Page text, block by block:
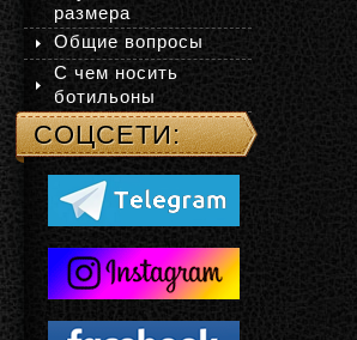
размера
Общие вопросы
С чем носить
ботильоны
СОЦСЕТИ: